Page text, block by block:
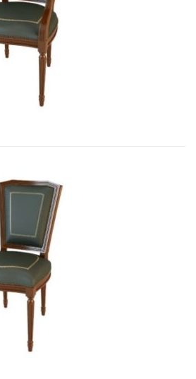
Кресло неподвиж...
3 411,87
01004 Стул неподвижны...
2 850,33